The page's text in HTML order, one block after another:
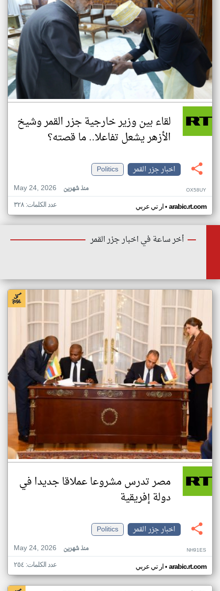
لقاء بين وزير خارجية جزر القمر وشيخ
الأزهر يشعل تفاعلا.. ما قصته؟
اخبار جزر القمر
Politics
May 24, 2026
منذ شهرين OX58UY
ار تي عربي• arabic.rt.com عدد الكلمات: ٣٢٨
أخر ساعة في اخبار جزر القمر
مصر تدرس مشروعا عملاقا جديدا في
دولة إفريقية
اخبار جزر القمر
Politics
May 24, 2026
منذ شهرين NH91ES
ار تي عربي• arabic.rt.com عدد الكلمات: ٢٥٤